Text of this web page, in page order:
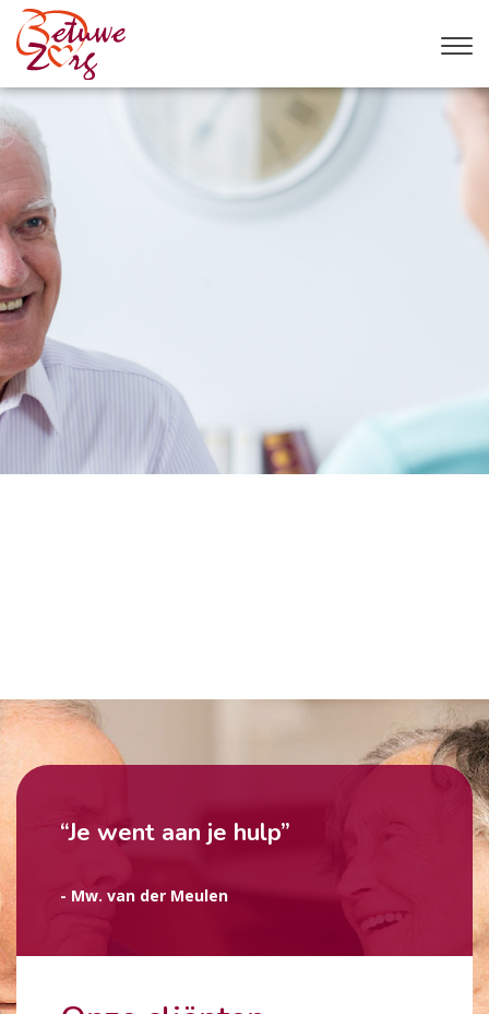
“Je went aan je hulp”
- Mw. van der Meulen